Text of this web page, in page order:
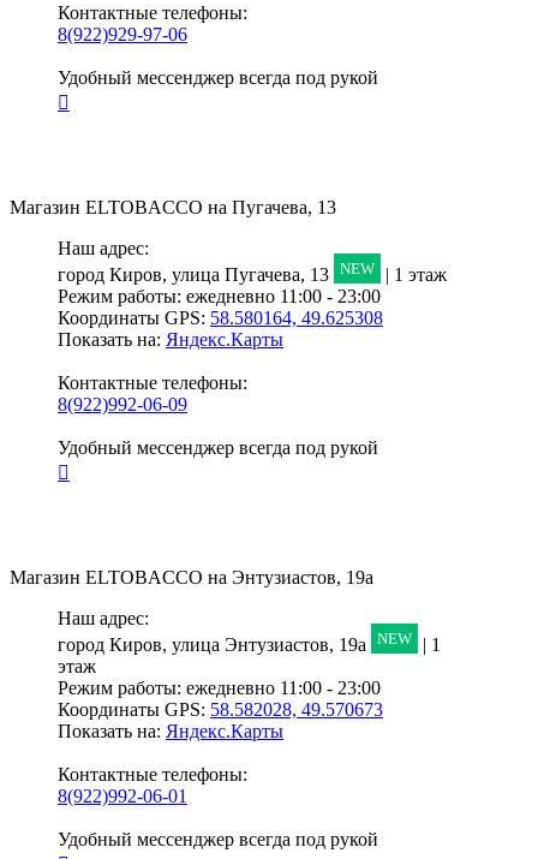
Контактные телефоны:
8(922)929-97-06
Удобный мессенджер всегда под рукой
Магазин ELTOBACCO на Пугачева, 13
Наш адрес:
город Киров, улица Пугачева, 13 NEW
| 1 этаж
Режим работы: ежедневно 11:00 - 23:00
Координаты GPS: 58.580164, 49.625308
Показать на: Яндекс.Карты
Контактные телефоны:
8(922)992-06-09
Удобный мессенджер всегда под рукой
Магазин ELTOBACCO на Энтузиастов, 19а
Наш адрес:
город Киров, улица Энтузиастов, 19а NEW
| 1
этаж
Режим работы: ежедневно 11:00 - 23:00
Координаты GPS: 58.582028, 49.570673
Показать на: Яндекс.Карты
Контактные телефоны:
8(922)992-06-01
Удобный мессенджер всегда под рукой